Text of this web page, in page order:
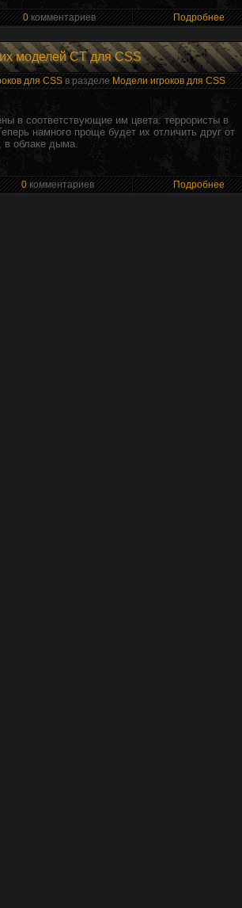
0комментариев Подробнее
моделей CT для CSS
для CSSв разделеМодели игроков для CSS
в соответствующие им цвета: террористы в
намного проще будет их отличить друг от
в облаке дыма.
0комментариев Подробнее